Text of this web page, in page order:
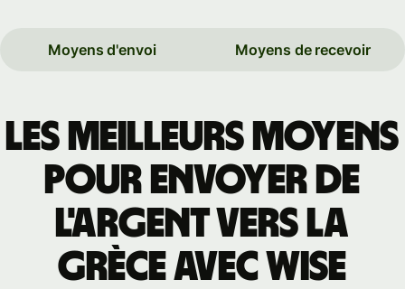
Moyens d'envoi Moyens de recevoir
Les meilleurs moyens
pour envoyer de
l'argent vers la
Grèce avec Wise